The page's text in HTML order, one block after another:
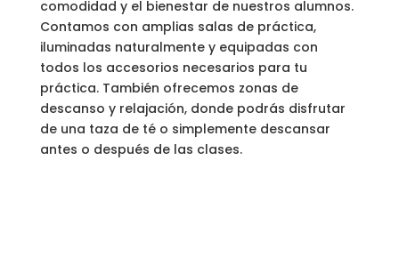
comodidad y el bienestar de nuestros alumnos.
Contamos con amplias salas de práctica,
iluminadas naturalmente y equipadas con
todos los accesorios necesarios para tu
práctica. También ofrecemos zonas de
descanso y relajación, donde podrás disfrutar
de una taza de té o simplemente descansar
antes o después de las clases.